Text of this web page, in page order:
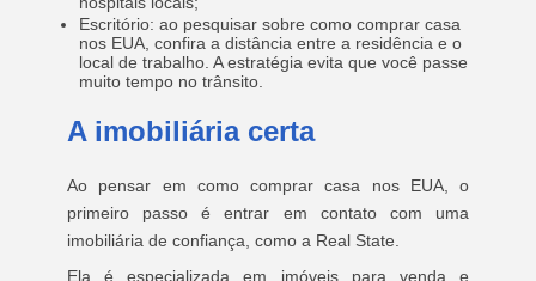
Escritório: ao pesquisar sobre como comprar casa
nos EUA, confira a distância entre a residência e o
local de trabalho. A estratégia evita que você passe
muito tempo no trânsito.
A imobiliária certa
Ao pensar em como comprar casa nos EUA, o
primeiro passo é entrar em contato com uma
imobiliária de confiança, como a Real State.
Ela é especializada em imóveis para venda e